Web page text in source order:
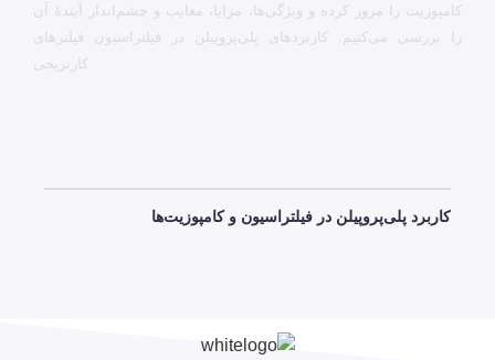
کامپوزیت را مرور کرده و ویژگی‌ها، مزایا، معایب و چشم‌انداز آیندهٔ آن
را بررسی می‌کنیم. کاربردهای پلی‌پروپیلن در فیلتراسیون فیلترهای
کارتریجی
کاربرد پلی‌پروپیلن در فیلتراسیون و کامپوزیت‌ها